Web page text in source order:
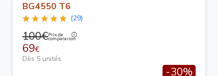
BG4550 T6
(29)
100€Prix de
comparaison
69€
Dès 5 unités
-30%